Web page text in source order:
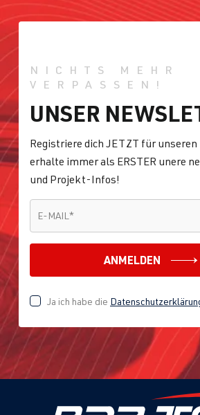
NICHTS MEHR
VERPASSEN!
UNSER
Registriere dich JETZT für
erhalte immer als ERSTER unere
und Projekt-Infos!
E-MAIL *
ANMELDEN
Ja ich habe die